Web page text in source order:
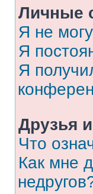
Личные
Я не
Я
Я
Друзья
Что
Как мне